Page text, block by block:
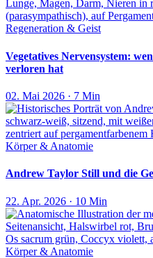
Regeneration & Geist
Vegetatives Nervensystem:
verloren hat
02. Mai 2026 · 7 Min
Körper & Anatomie
Andrew Taylor Still und die
22. Apr. 2026 · 10 Min
Körper & Anatomie